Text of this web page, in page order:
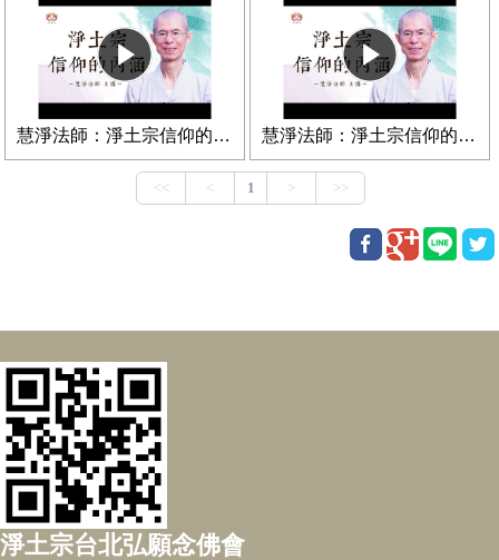
慧淨法師：淨土宗信仰的內涵（下集） 慧淨法師：淨土宗信仰的內涵（上集）
淨土宗台北弘願念佛會